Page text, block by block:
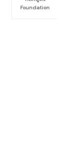
Foundation